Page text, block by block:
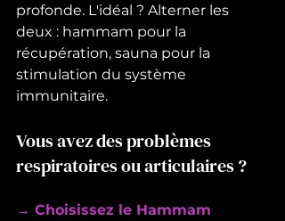
profonde. L'idéal ? Alterner les
deux : hammam pour la
récupération, sauna pour la
stimulation du système
immunitaire.
Vous avez des problèmes
respiratoires ou articulaires ?
→ Choisissez le Hammam